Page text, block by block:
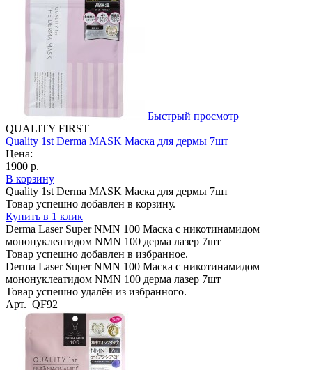
Быстрый просмотр
QUALITY FIRST
Quality 1st Derma MASK Маска для дермы 7шт
Цена:
1900 р.
В корзину
Quality 1st Derma MASK Маска для дермы 7шт
Товар успешно добавлен в корзину.
Купить в 1 клик
Derma Laser Super NMN 100 Маска с никотинамидом
мононуклеатидом NMN 100 дерма лазер 7шт
Товар успешно добавлен в избранное.
Derma Laser Super NMN 100 Маска с никотинамидом
мононуклеатидом NMN 100 дерма лазер 7шт
Товар успешно удалён из избранного.
Арт. QF92